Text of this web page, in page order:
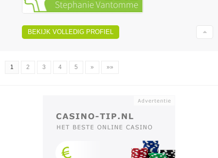
BEKIJK VOLLEDIG PROFIEL
1 2 3 4 5 » »»